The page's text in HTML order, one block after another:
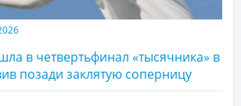
в четвертьфинал «тысячника» в
позади заклятую соперницу